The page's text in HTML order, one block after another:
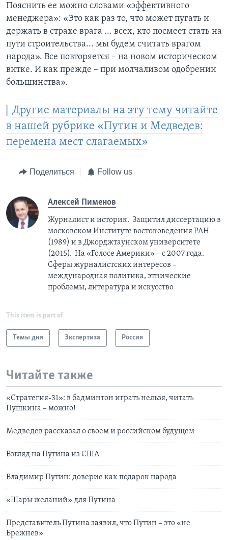
Пояснить ее можно словами «эффективного
менеджера»: «Это как раз то, что может пугать и
держать в страхе врага ... всех, кто посмеет стать на
пути строительства... мы будем считать врагом
народа». Все повторяется – на новом историческом
витке. И как прежде – при молчаливом одобрении
большинства».
Другие материалы на эту тему читайте
в нашей рубрике «Путин и Медведев:
перемена мест слагаемых»
Поделиться Follow us
Алексей Пименов
Журналист и историк. Защитил диссертацию в
московском Институте востоковедения РАН
(1989) и в Джорджтаунском университете
(2015). На «Голосе Америки» – с 2007 года.
Сферы журналистских интересов –
международная политика, этнические
проблемы, литература и искусство
This item is part of
Темы дня Экспертиза Россия
Читайте также
«Стратегия-31»: в бадминтон играть нельзя, читать
Пушкина – можно!
Медведев рассказал о своем и российском будущем
Взгляд на Путина из США
Владимир Путин: доверие как подарок народа
«Шары желаний» для Путина
Представитель Путина заявил, что Путин – это «не
Брежнев»